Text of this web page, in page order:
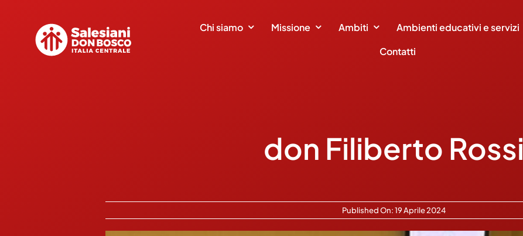
contenuto
Chi siamo Missione Ambiti Ambienti educativi e servizi
Contatti
don Filiberto Rossi
Published On: 19 Aprile 2024